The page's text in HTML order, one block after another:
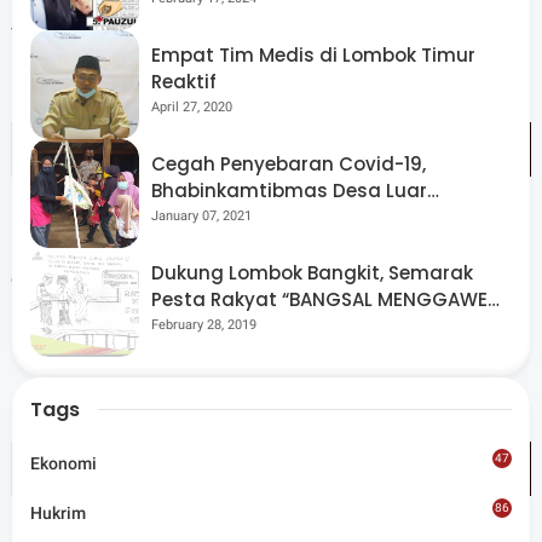
virus corona di NTB.
Untuk mengetahui informasi terbaru tentang virus
corona (Covid-19) di Provinsi NTB dapat diakses melalui
https://corona.ntbprov.go.id
Empat Tim Medis di Lombok Timur
Reaktif
April 27, 2020
Cegah Penyebaran Covid-19,
Bhabinkamtibmas Desa Luar
Pantau Kegiatan Posyandu
January 07, 2021
Dukung Lombok Bangkit, Semarak
Pesta Rakyat “BANGSAL MENGGAWE”
Kembali Digelar Para Seniman Di
February 28, 2019
Tags
Ekonomi 47
Hukrim 86